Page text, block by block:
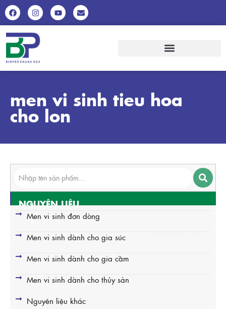
men vi sinh tieu hoa
cho lon
NGUYÊN LIỆU
Men vi sinh đơn dòng
Men vi sinh dành cho gia súc
Men vi sinh dành cho gia cầm
Men vi sinh dành cho thủy sản
Nguyên liệu khác